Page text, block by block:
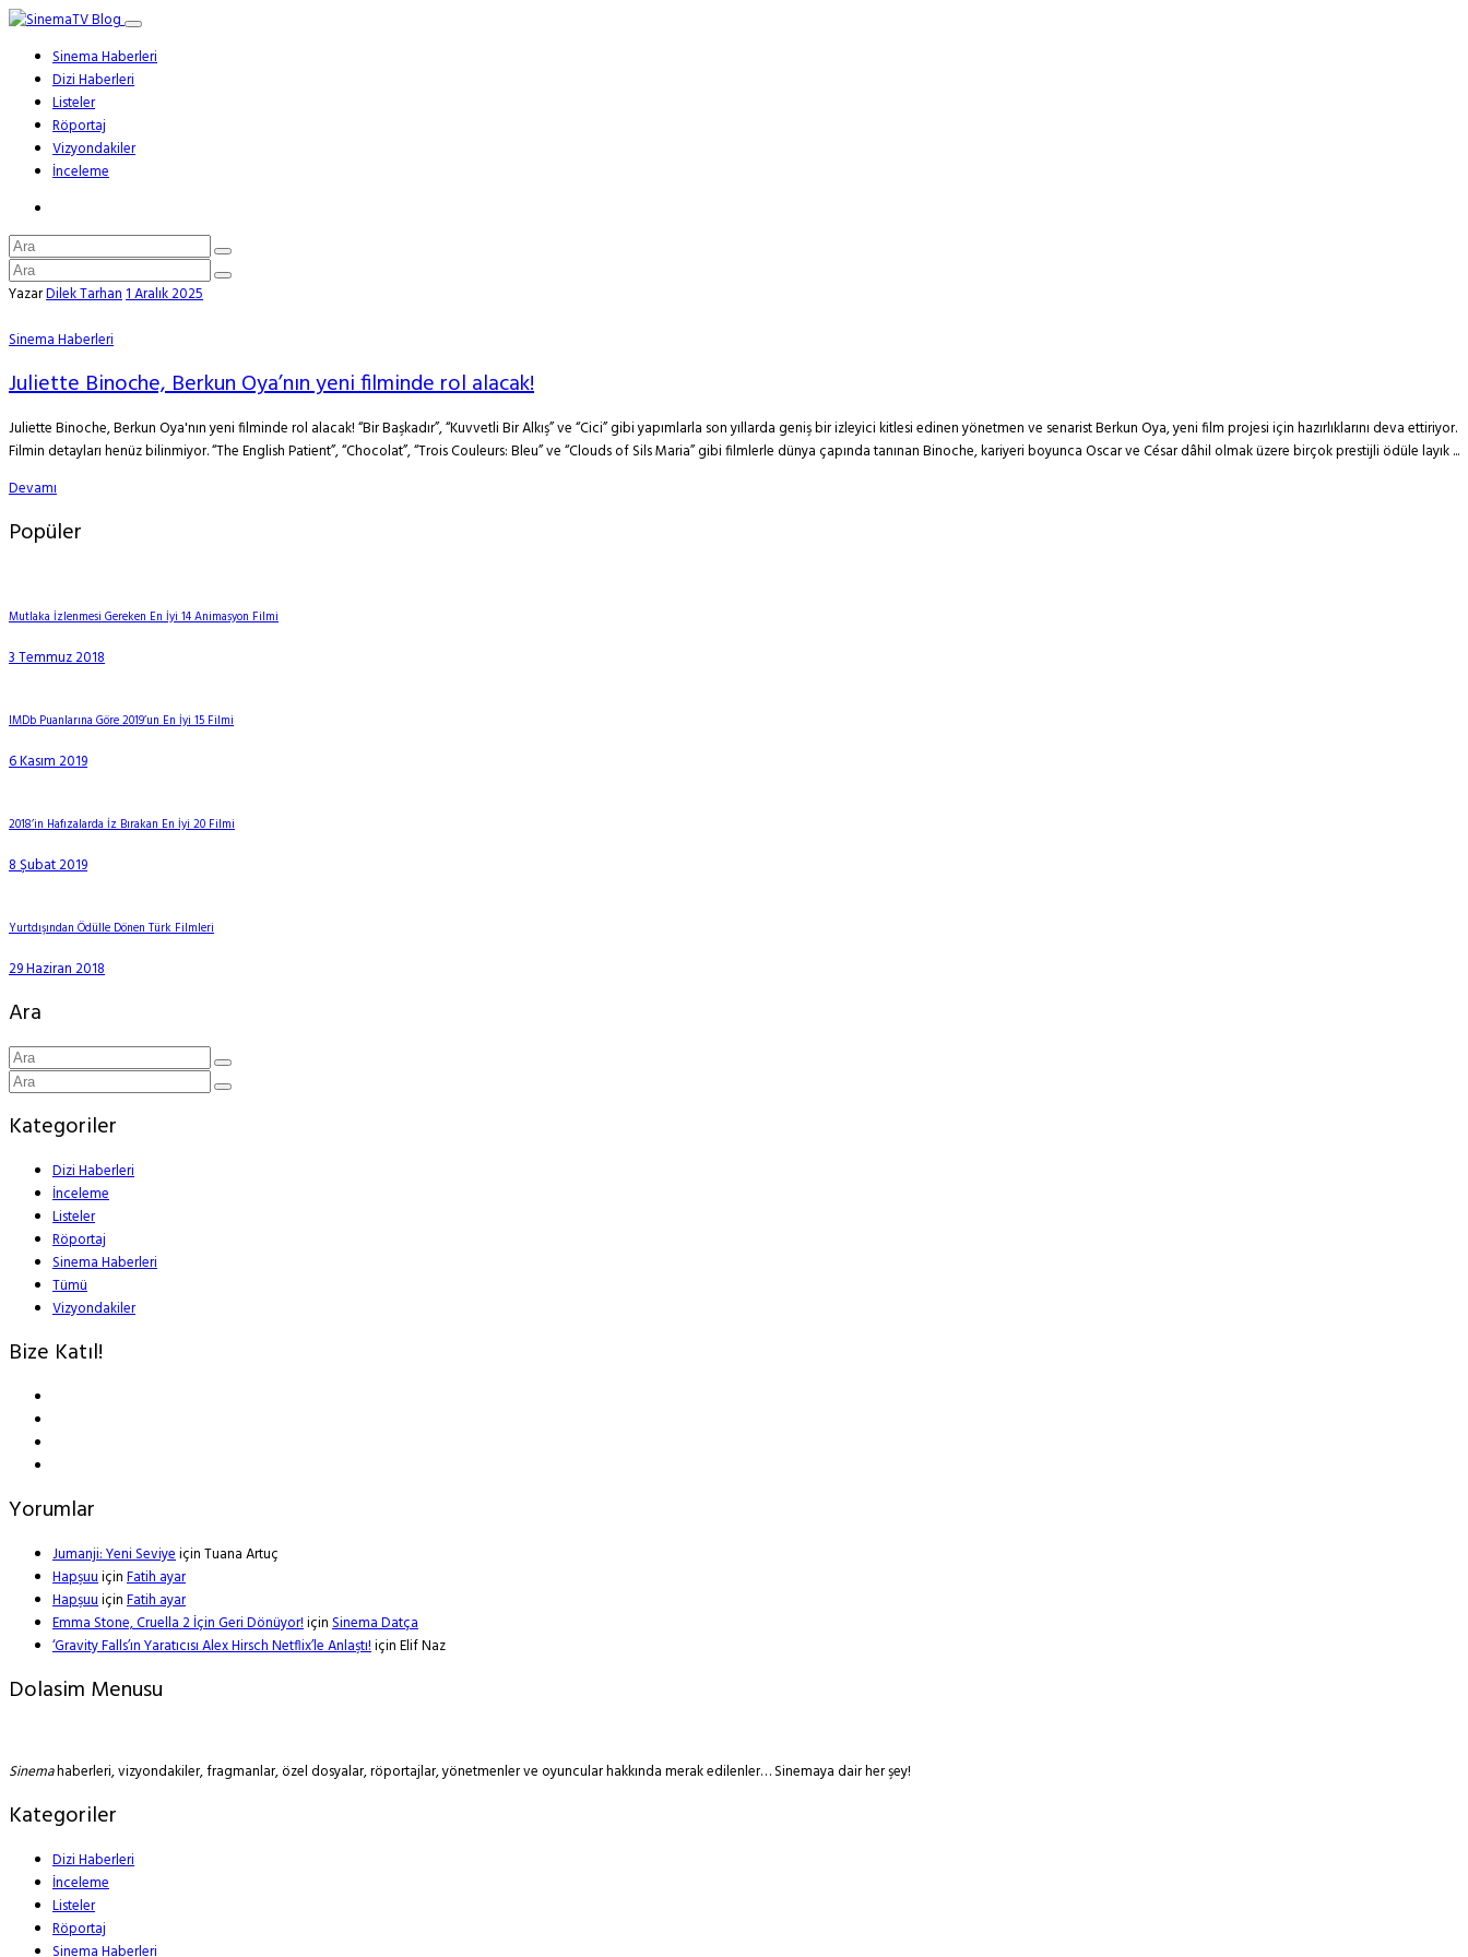
Sinema Haberleri
Dizi Haberleri
Listeler
Röportaj
Vizyondakiler
İnceleme
YazarDilek Tarhan1 Aralık 2025
Sinema Haberleri
Juliette Binoche, Berkun Oya’nın yeni filminde rol alacak!
Juliette Binoche, Berkun Oya'nın yeni filminde rol alacak! “Bir Başkadır”, “Kuvvetli Bir Alkış” ve “Cici” gibi yapımlarla son yıllarda geniş bir izleyici kitlesi edinen yönetmen ve senarist Berkun Oya, yeni film projesi için hazırlıklarını deva ettiriyor.
Filmin detayları henüz bilinmiyor. “The English Patient”, “Chocolat”, “Trois Couleurs: Bleu” ve “Clouds of Sils Maria” gibi filmlerle dünya çapında tanınan Binoche, kariyeri boyunca Oscar ve César dâhil olmak üzere birçok prestijli ödüle layık ...
Devamı
Popüler
Mutlaka İzlenmesi Gereken En İyi 14 Animasyon Filmi
3 Temmuz 2018
IMDb Puanlarına Göre 2019’un En İyi 15 Filmi
6 Kasım 2019
2018’in Hafızalarda İz Bırakan En İyi 20 Filmi
8 Şubat 2019
Yurtdışından Ödülle Dönen Türk Filmleri
29 Haziran 2018
Ara
Kategoriler
Dizi Haberleri
İnceleme
Listeler
Röportaj
Sinema Haberleri
Tümü
Vizyondakiler
Bize Katıl!
Yorumlar
Jumanji: Yeni SeviyeiçinTuana Artuç
HapşuuiçinFatih ayar
HapşuuiçinFatih ayar
Emma Stone, Cruella 2 İçin Geri Dönüyor!içinSinema Datça
‘Gravity Falls’ın Yaratıcısı Alex Hirsch Netflix’le Anlaştı!içinElif Naz
Dolasim Menusu
Sinemahaberleri, vizyondakiler, fragmanlar, özel dosyalar, röportajlar, yönetmenler ve oyuncular hakkında merak edilenler… Sinemaya dair her şey!
Kategoriler
Dizi Haberleri
İnceleme
Listeler
Röportaj
Sinema Haberleri